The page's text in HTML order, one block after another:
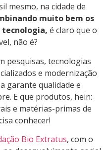
mesmo, na cidade de
muito bem os
tecnologia, é claro que o
não é?
pesquisas, tecnologias
e modernização
garante qualidade e
E que produtos, hein:
e matérias-primas de
conhecer!
Bio Extratus, com o